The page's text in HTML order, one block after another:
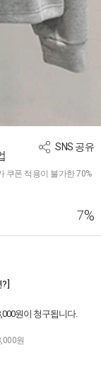
SNS 공유
쿠폰 적용이 불가한 70%
7%
]
원이 청구됩니다.
원